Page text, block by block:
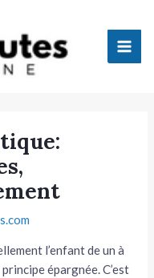
l’enfant de un à
principe épargnée. C’est